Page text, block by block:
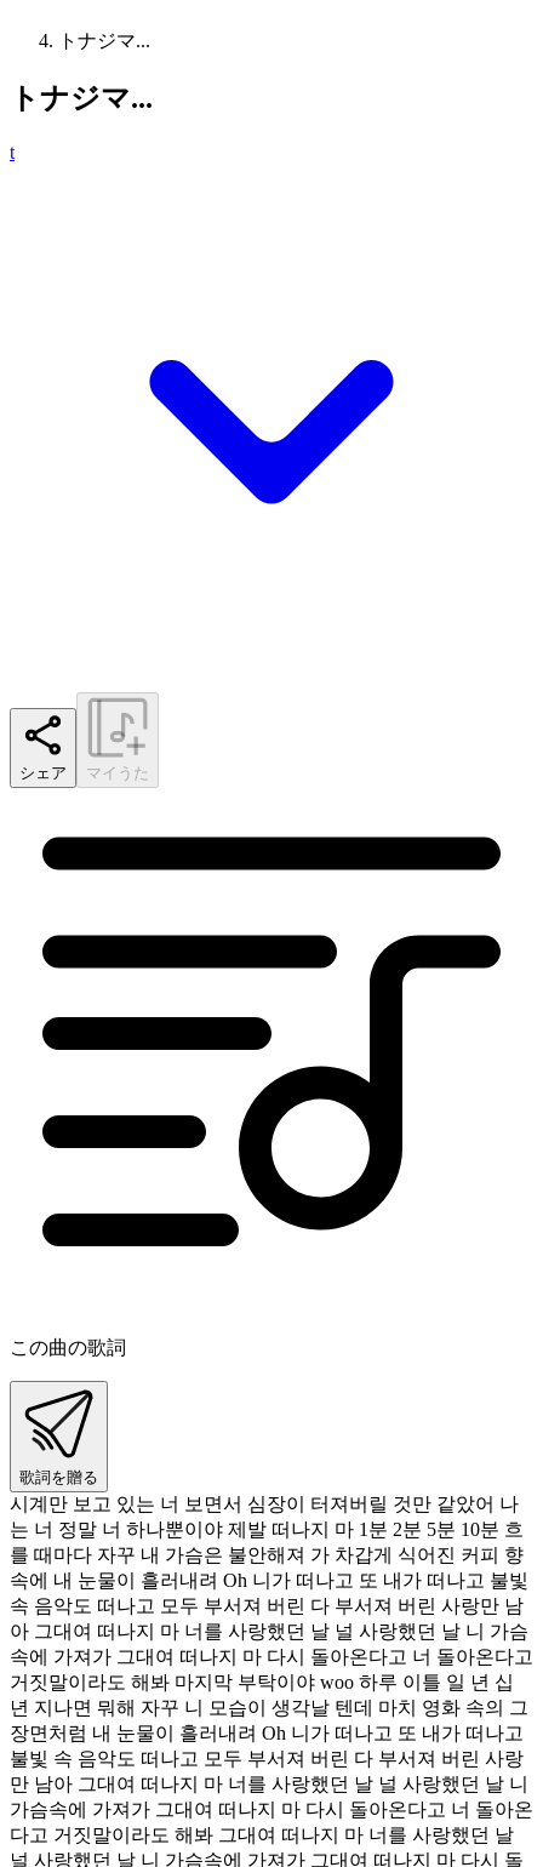
トナジマ...
トナジマ...
t
シェア マイうた
この曲の歌詞
歌詞を贈る
시계만 보고 있는 너 보면서 심장이 터져버릴 것만 같았어 나
는 너 정말 너 하나뿐이야 제발 떠나지 마 1분 2분 5분 10분 흐
를 때마다 자꾸 내 가슴은 불안해져 가 차갑게 식어진 커피 향
속에 내 눈물이 흘러내려 Oh 니가 떠나고 또 내가 떠나고 불빛
속 음악도 떠나고 모두 부서져 버린 다 부서져 버린 사랑만 남
아 그대여 떠나지 마 너를 사랑했던 날 널 사랑했던 날 니 가슴
속에 가져가 그대여 떠나지 마 다시 돌아온다고 너 돌아온다고
거짓말이라도 해봐 마지막 부탁이야 woo 하루 이틀 일 년 십
년 지나면 뭐해 자꾸 니 모습이 생각날 텐데 마치 영화 속의 그
장면처럼 내 눈물이 흘러내려 Oh 니가 떠나고 또 내가 떠나고
불빛 속 음악도 떠나고 모두 부서져 버린 다 부서져 버린 사랑
만 남아 그대여 떠나지 마 너를 사랑했던 날 널 사랑했던 날 니
가슴속에 가져가 그대여 떠나지 마 다시 돌아온다고 너 돌아온
다고 거짓말이라도 해봐 그대여 떠나지 마 너를 사랑했던 날
널 사랑했던 날 니 가슴속에 가져가 그대여 떠나지 마 다시 돌